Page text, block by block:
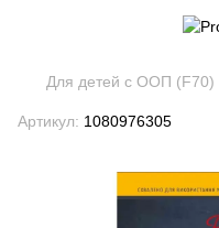
Для детей с ООП (F70)
Артикул: 1080976305